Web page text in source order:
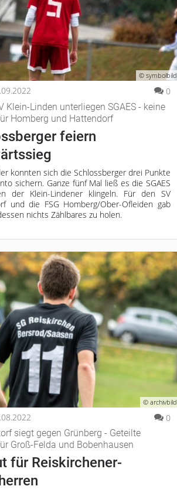
© symbolbild
0
Klein-Linden unterliegen SGAES - keine
Homberg und Hattendorf
feiern
konnten sich die Schlossberger drei Punkte
sichern. Ganze fünf Mal ließ es die SGAES
der Klein-Lindener klingeln. Für den SV
und die FSG Homberg/Ober-Ofleiden gab
nichts Zählbares zu holen.
© archivbild
0
siegt gegen Grünberg - Geteilte
Groß-Felda und Bobenhausen
für Reiskirchener-